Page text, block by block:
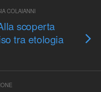
COLAIANNI
scoperta
tra etologia